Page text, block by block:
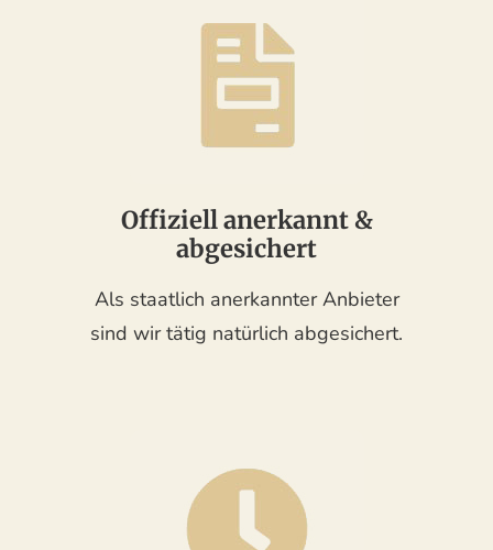
Offiziell anerkannt &
abgesichert
Als staatlich anerkannter Anbieter
sind wir tätig natürlich abgesichert.